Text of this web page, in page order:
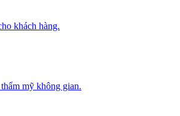
khách hàng.
mỹ không gian.